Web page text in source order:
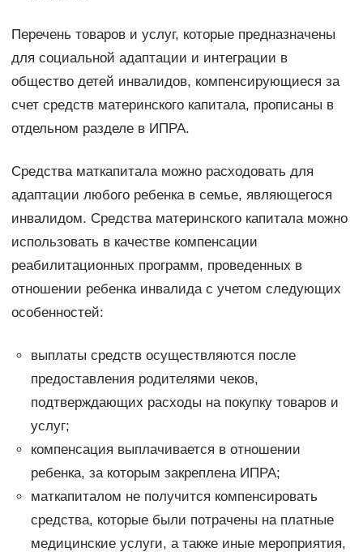
Перечень товаров и услуг, которые предназначены
для социальной адаптации и интеграции в
общество детей инвалидов, компенсирующиеся за
счет средств материнского капитала, прописаны в
отдельном разделе в ИПРА.
Средства маткапитала можно расходовать для
адаптации любого ребенка в семье, являющегося
инвалидом. Средства материнского капитала можно
использовать в качестве компенсации
реабилитационных программ, проведенных в
отношении ребенка инвалида с учетом следующих
особенностей:
выплаты средств осуществляются после
предоставления родителями чеков,
подтверждающих расходы на покупку товаров и
услуг;
компенсация выплачивается в отношении
ребенка, за которым закреплена ИПРА;
маткапиталом не получится компенсировать
средства, которые были потрачены на платные
медицинские услуги, а также иные мероприятия,